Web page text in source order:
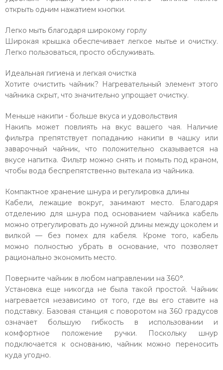
открыть одним нажатием кнопки.
Легко мыть благодаря широкому горлу
Широкая крышка обеспечивает легкое мытье и очистку.
Легко пользоваться, просто обслуживать.
Идеальная гигиена и легкая очистка
Хотите очистить чайник? Нагревательный элемент этого
чайника скрыт, что значительно упрощает очистку.
Меньше накипи - больше вкуса и удовольствия
Накипь может повлиять на вкус вашего чая. Наличие
фильтра препятствует попаданию накипи в чашку или
заварочный чайник, что положительно сказывается на
вкусе напитка. Фильтр можно снять и помыть под краном,
чтобы вода беспрепятственно вытекала из чайника.
Компактное хранение шнура и регулировка длины
Кабели, лежащие вокруг, занимают место. Благодаря
отделению для шнура под основанием чайника кабель
можно отрегулировать до нужной длины между цоколем и
вилкой — без помех для кабеля. Кроме того, кабель
можно полностью убрать в основание, что позволяет
рационально экономить место.
Поверните чайник в любом направлении на 360°.
Установка еще никогда не была такой простой. Чайник
нагревается независимо от того, где вы его ставите на
подставку. Базовая станция с поворотом на 360 градусов
означает большую гибкость в использовании и
комфортное положение ручки. Поскольку шнур
подключается к основанию, чайник можно переносить
куда угодно.